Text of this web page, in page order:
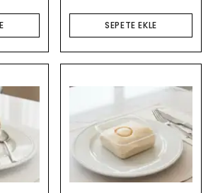
SEPETE EKLE